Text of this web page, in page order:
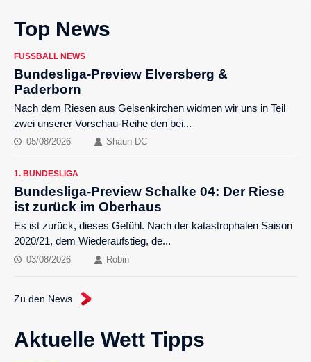
Aktuelle Wett Tipps
Top News
FUSSBALL NEWS
Bundesliga-Preview Elversberg &
Paderborn
Nach dem Riesen aus Gelsenkirchen widmen wir uns in Teil
zwei unserer Vorschau-Reihe den bei...
05/08/2026 Shaun DC
1. BUNDESLIGA
Bundesliga-Preview Schalke 04: Der Riese
ist zurück im Oberhaus
Es ist zurück, dieses Gefühl. Nach der katastrophalen Saison
2020/21, dem Wiederaufstieg, de...
03/08/2026 Robin
Zu den News